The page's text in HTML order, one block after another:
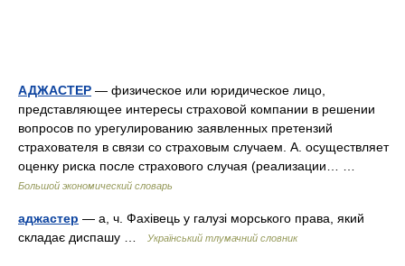
АДЖАСТЕР — физическое или юридическое лицо,
представляющее интересы страховой компании в решении
вопросов по урегулированию заявленных претензий
страхователя в связи со страховым случаем. А. осуществляет
оценку риска после страхового случая (реализации… …
Большой экономический словарь
аджастер — а, ч. Фахівець у галузі морського права, який
складає диспашу …
Український тлумачний словник